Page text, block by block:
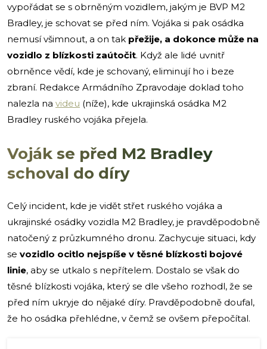
vypořádat se s obrněným vozidlem, jakým je BVP M2
Bradley, je schovat se před ním. Vojáka si pak osádka
nemusí všimnout, a on tak přežije, a dokonce může na
vozidlo z blízkosti zaútočit. Když ale lidé uvnitř
obrněnce vědí, kde je schovaný, eliminují ho i beze
zbraní. Redakce Armádního Zpravodaje doklad toho
nalezla na videu (níže), kde ukrajinská osádka M2
Bradley ruského vojáka přejela.
Voják se před M2 Bradley
schoval do díry
Celý incident, kde je vidět střet ruského vojáka a
ukrajinské osádky vozidla M2 Bradley, je pravděpodobně
natočený z průzkumného dronu. Zachycuje situaci, kdy
se vozidlo ocitlo nejspíše v těsné blízkosti bojové
linie, aby se utkalo s nepřítelem. Dostalo se však do
těsné blízkosti vojáka, který se dle všeho rozhodl, že se
před ním ukryje do nějaké díry. Pravděpodobně doufal,
že ho osádka přehlédne, v čemž se ovšem přepočítal.